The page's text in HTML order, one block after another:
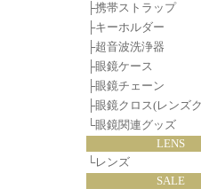
├携帯ストラップ
├キーホルダー
├超音波洗浄器
├眼鏡ケース
├眼鏡チェーン
├眼鏡クロス(レンズ
└眼鏡関連グッズ
LENS
└レンズ
SALE